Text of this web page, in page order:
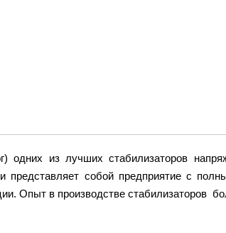
одних из лучших стабилизаторов
представляет собой предприятие с
Опыт в производстве стабилизаторов